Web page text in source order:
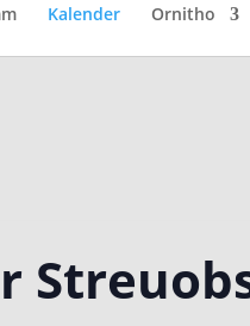
Kalender Ornitho